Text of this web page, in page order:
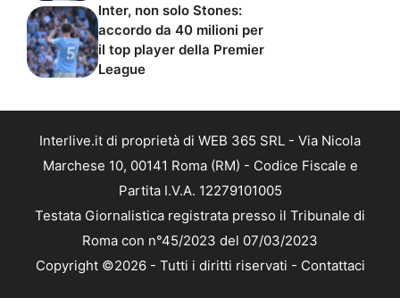
Inter, non solo Stones:
accordo da 40 milioni per
il top player della Premier
League
Interlive.it di proprietà di WEB 365 SRL - Via Nicola
Marchese 10, 00141 Roma (RM) - Codice Fiscale e
Partita I.V.A. 12279101005
Testata Giornalistica registrata presso il Tribunale di
Roma con n°45/2023 del 07/03/2023
Copyright ©2026 - Tutti i diritti riservati - Contattaci